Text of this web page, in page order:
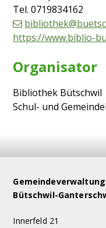
Tel.0719834162
https://www.biblio-
Organisator
Bibliothek Bütschwil
Schul- und
Gemeindeverwaltung
Bütschwil-
Innerfeld 21